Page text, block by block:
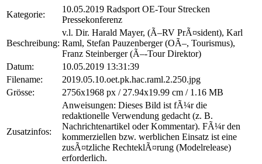
Kategorie:
10.05.2019 Radsport OE-Tour Strecken
Pressekonferenz
Beschreibung:
v.l. Dir. Harald Mayer, (Ã–RV PrÃ¤sident), Karl
Raml, Stefan Pauzenberger (OÃ–, Tourismus),
Franz Steinberger (Ã–-Tour Direktor)
Datum:
10.05.2019 13:31:39
Filename:
2019.05.10.oet.pk.hac.raml.2.250.jpg
Grösse:
2756x1968 px / 27.94x19.99 cm / 1.16 MB
Zusatzinfos:
Anweisungen: Dieses Bild ist fÃ¼r die
redaktionelle Verwendung gedacht (z. B.
Nachrichtenartikel oder Kommentar). FÃ¼r den
kommerziellen bzw. werblichen Einsatz ist eine
zusÃ¤tzliche RechteklÃ¤rung (Modelrelease)
erforderlich.